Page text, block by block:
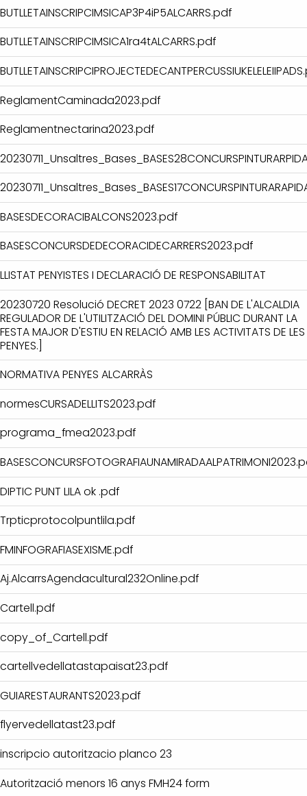
BUTLLETAINSCRIPCIMSICAP3P4iP5ALCARRS.pdf
BUTLLETAINSCRIPCIMSICA1ra4tALCARRS.pdf
ReglamentCaminada2023.pdf
Reglamentnectarina2023.pdf
BASESDECORACIBALCONS2023.pdf
BASESCONCURSDEDECORACIDECARRERS2023.pdf
LLISTAT PENYISTES I DECLARACIÓ DE RESPONSABILITAT
20230720 Resolució DECRET 2023 0722 [BAN DE L'ALCALDIA
REGULADOR DE L'UTILITZACIÓ DEL DOMINI PÚBLIC DURANT LA
FESTA MAJOR D'ESTIU EN RELACIÓ AMB LES ACTIVITATS DE LES
PENYES.]
NORMATIVA PENYES ALCARRÀS
normesCURSADELLITS2023.pdf
programa_fmea2023.pdf
DIPTIC PUNT LILA ok .pdf
Trpticprotocolpuntlila.pdf
FMINFOGRAFIASEXISME.pdf
Aj.AlcarrsAgendacultural232Online.pdf
Cartell.pdf
copy_of_Cartell.pdf
cartellvedellatastapaisat23.pdf
GUIARESTAURANTS2023.pdf
flyervedellatast23.pdf
inscripcio autoritzacio planco 23
Autorització menors 16 anys FMH24 form